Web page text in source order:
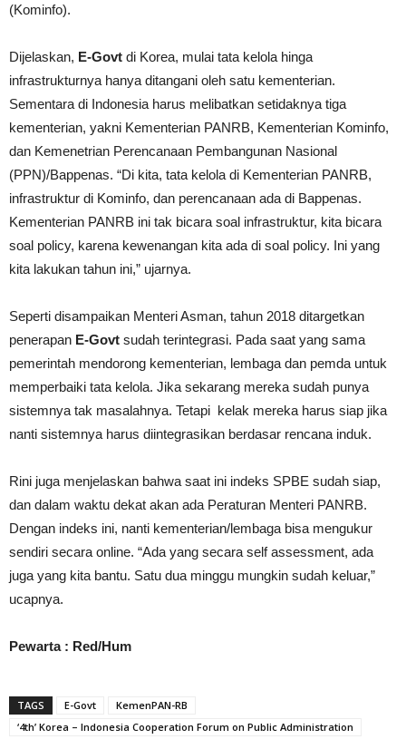
(Kominfo).
Dijelaskan, E-Govt di Korea, mulai tata kelola hinga
infrastrukturnya hanya ditangani oleh satu kementerian.
Sementara di Indonesia harus melibatkan setidaknya tiga
kementerian, yakni Kementerian PANRB, Kementerian Kominfo,
dan Kemenetrian Perencanaan Pembangunan Nasional
(PPN)/Bappenas. “Di kita, tata kelola di Kementerian PANRB,
infrastruktur di Kominfo, dan perencanaan ada di Bappenas.
Kementerian PANRB ini tak bicara soal infrastruktur, kita bicara
soal policy, karena kewenangan kita ada di soal policy. Ini yang
kita lakukan tahun ini,” ujarnya.
Seperti disampaikan Menteri Asman, tahun 2018 ditargetkan
penerapan E-Govt sudah terintegrasi. Pada saat yang sama
pemerintah mendorong kementerian, lembaga dan pemda untuk
memperbaiki tata kelola. Jika sekarang mereka sudah punya
sistemnya tak masalahnya. Tetapi kelak mereka harus siap jika
nanti sistemnya harus diintegrasikan berdasar rencana induk.
Rini juga menjelaskan bahwa saat ini indeks SPBE sudah siap,
dan dalam waktu dekat akan ada Peraturan Menteri PANRB.
Dengan indeks ini, nanti kementerian/lembaga bisa mengukur
sendiri secara online. “Ada yang secara self assessment, ada
juga yang kita bantu. Satu dua minggu mungkin sudah keluar,”
ucapnya.
Pewarta : Red/Hum
TAGS E-Govt
KemenPAN-RB
‘4th’ Korea – Indonesia Cooperation Forum on Public Administration